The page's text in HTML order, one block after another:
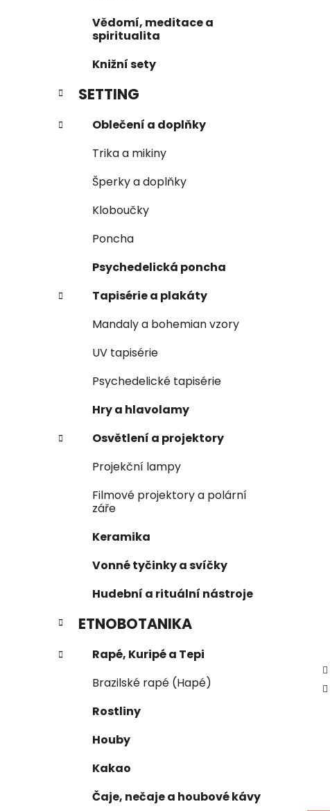
e
Vědomí, meditace a
spiritualita
Knižní sety
SETTING
Oblečení a doplňky
Trika a mikiny
Šperky a doplňky
Kloboučky
Poncha
Psychedelická poncha
Tapisérie a plakáty
Mandaly a bohemian vzory
UV tapisérie
Psychedelické tapisérie
Hry a hlavolamy
Osvětlení a projektory
Projekční lampy
Filmové projektory a polární
záře
Keramika
Vonné tyčinky a svíčky
Hudební a rituální nástroje
ETNOBOTANIKA
Rapé, Kuripé a Tepi
Brazilské rapé (Hapé)
Rostliny
Houby
Kakao
Čaje, nečaje a houbové kávy